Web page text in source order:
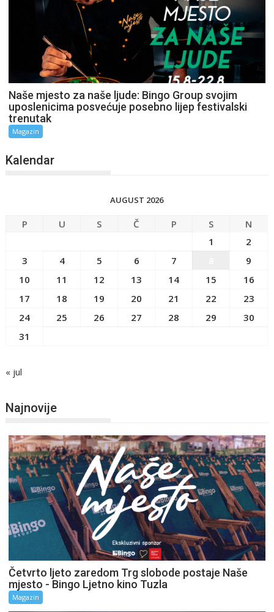
Naše mjesto za naše ljude: Bingo Group svojim
uposlenicima posvećuje posebno lijep festivalski
trenutak
Magazin
Kalendar
AUGUST 2026
P U S Č P S
N
1
2
3
4 5 6 7
9
10
11 12 13 14 15
16
17
18 19 20 21 22
23
24
25 26 27 28 29
30
31
« jul
Najnovije
Četvrto ljeto zaredom Trg slobode postaje Naše
mjesto - Bingo Ljetno kino Tuzla
Magazin